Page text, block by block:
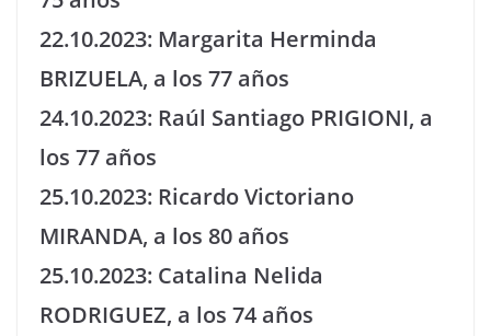
22.10.2023: Margarita Herminda
BRIZUELA, a los 77 años
24.10.2023: Raúl Santiago PRIGIONI, a
los 77 años
25.10.2023: Ricardo Victoriano
MIRANDA, a los 80 años
25.10.2023: Catalina Nelida
RODRIGUEZ, a los 74 años